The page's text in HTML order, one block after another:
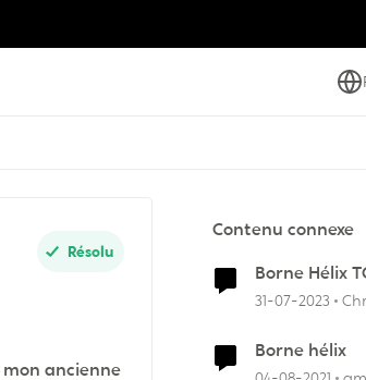
Résolu
ancienne
Contenu connexe
Borne Hélix
31-07-2023
Borne hélix